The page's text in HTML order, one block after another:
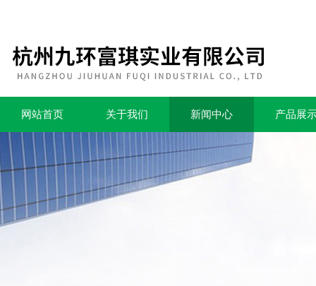
网站首页 关于我们 新闻中心 产品展